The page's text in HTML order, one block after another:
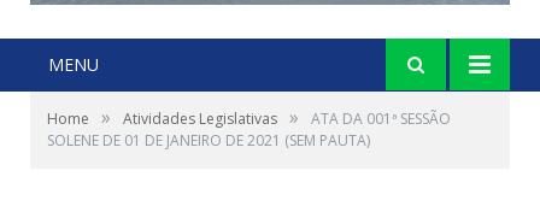
MENU
Home » Atividades Legislativas »
ATA DA 001ª SESSÃO
SOLENE DE 01 DE JANEIRO DE 2021 (SEM PAUTA)